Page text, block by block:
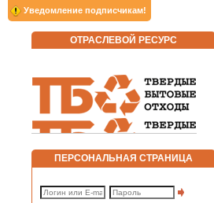
Уведомление подписчикам!
ОТРАСЛЕВОЙ РЕСУРС
ПЕРСОНАЛЬНАЯ СТРАНИЦА